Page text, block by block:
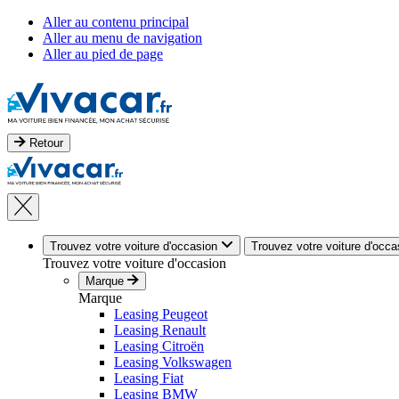
Aller au contenu principal
Aller au menu de navigation
Aller au pied de page
Retour
Trouvez votre voiture d'occasion Trouvez votre voiture
Trouvez votre voiture d'occasion
Marque
Marque
Leasing Peugeot
Leasing Renault
Leasing Citroën
Leasing Volkswagen
Leasing Fiat
Leasing BMW